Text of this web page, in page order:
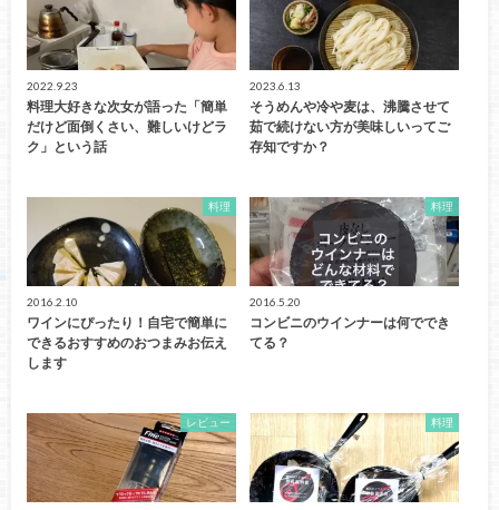
2022.9.23
料理大好きな次女が語った「簡単
だけど面倒くさい、難しいけどラ
ク」という話
2023.6.13
そうめんや冷や麦は、沸騰させて
茹で続けない方が美味しいってご
存知ですか？
料理
2016.2.10
ワインにぴったり！自宅で簡単に
できるおすすめのおつまみお伝え
します
料理
2016.5.20
コンビニのウインナーは何ででき
てる？
レビュー 料理